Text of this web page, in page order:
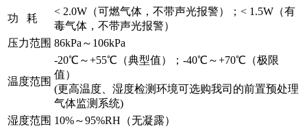
功 耗
< 2.0W（可燃气体，不带声光报警）；< 1.5W（有
毒气体，不带声光报警）
压力范围 86kPa～106kPa
温度范围
-20℃～+55℃（典型值）；-40℃～+70℃（极限
值）
(更高温度、湿度检测环境可选购我司的前置预处理
气体监测系统)
湿度范围 10%～95%RH（无凝露）